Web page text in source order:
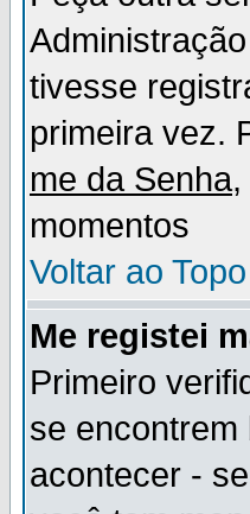
tivesse
primeira vez.
me da Senha,
momentos
Voltar ao Topo
Me registei
Primeiro
se
acontecer -